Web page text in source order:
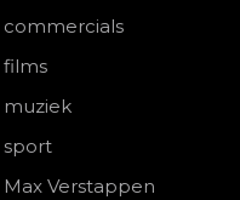
commercials
films
muziek
sport
Max Verstappen